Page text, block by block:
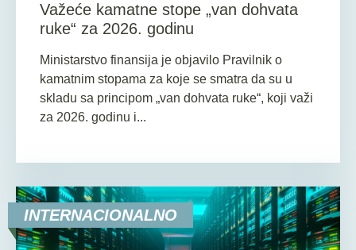
Važeće kamatne stope „van dohvata
ruke“ za 2026. godinu
Ministarstvo finansija je objavilo Pravilnik o
kamatnim stopama za koje se smatra da su u
skladu sa principom „van dohvata ruke“, koji važi
za 2026. godinu i...
INTERNACIONALNO